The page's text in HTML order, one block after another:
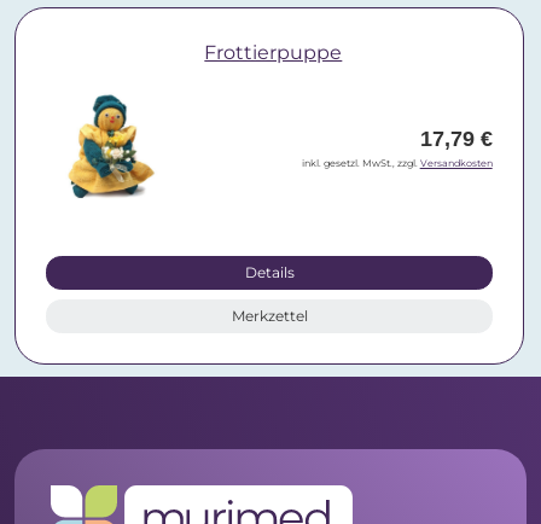
Frottierpuppe
17,79 €
inkl. gesetzl. MwSt., zzgl. Versandkosten
Details
Merkzettel